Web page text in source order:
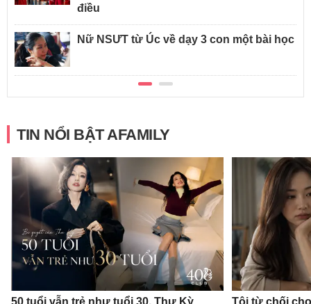
điều
Nữ NSƯT từ Úc về dạy 3 con một bài học
TIN NỔI BẬT AFAMILY
50 tuổi vẫn trẻ như tuổi 30, Thư Kỳ
Tôi từ chối